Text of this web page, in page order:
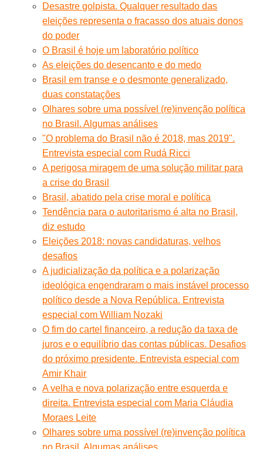
Desastre golpista. Qualquer resultado das
eleições representa o fracasso dos atuais donos
do poder
O Brasil é hoje um laboratório político
As eleições do desencanto e do medo
Brasil em transe e o desmonte generalizado,
duas constatações
Olhares sobre uma possível (re)invenção política
no Brasil. Algumas análises
"O problema do Brasil não é 2018, mas 2019".
Entrevista especial com Rudá Ricci
A perigosa miragem de uma solução militar para
a crise do Brasil
Brasil, abatido pela crise moral e política
Tendência para o autoritarismo é alta no Brasil,
diz estudo
Eleições 2018: novas candidaturas, velhos
desafios
A judicialização da política e a polarização
ideológica engendraram o mais instável processo
político desde a Nova República. Entrevista
especial com William Nozaki
O fim do cartel financeiro, a redução da taxa de
juros e o equilíbrio das contas públicas. Desafios
do próximo presidente. Entrevista especial com
Amir Khair
A velha e nova polarização entre esquerda e
direita. Entrevista especial com Maria Cláudia
Moraes Leite
Olhares sobre uma possível (re)invenção política
no Brasil. Algumas análises